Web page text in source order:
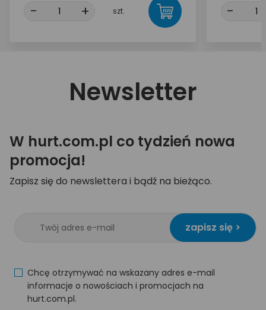
- + szt. -
Newsletter
W hurt.com.pl co tydzień nowa
promocja!
Zapisz się do newslettera i bądź na bieżąco.
zapisz się >
Chcę otrzymywać na wskazany adres e-mail
informacje o nowościach i promocjach na
hurt.com.pl.